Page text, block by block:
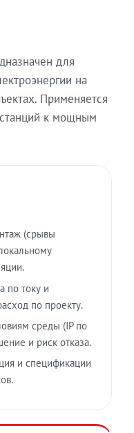
для
на
Применяется
к мощным
(срывы
по току и
по проекту.
среды (IP по
и риск отказа.
и спецификации